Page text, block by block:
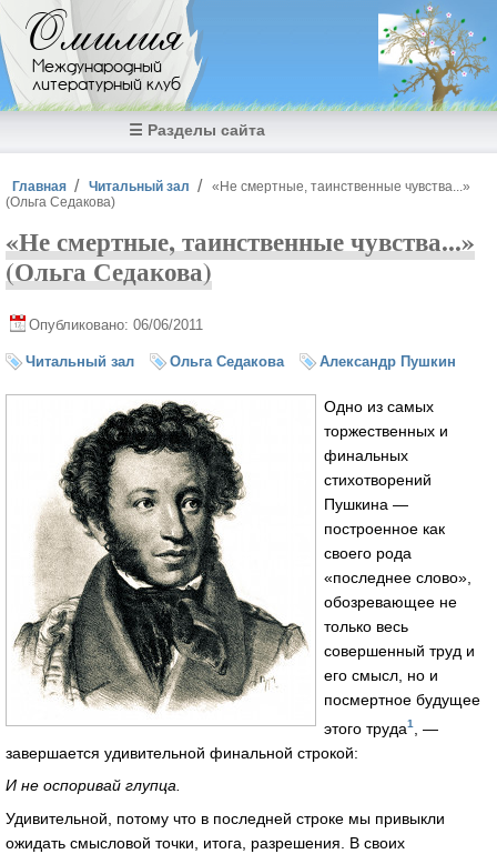
Перейти к основному содержанию
Омилия
Международный
литературный клуб
☰ Разделы сайта
Вы здесь
Главная Читальный зал
«Не смертные, таинственные чувства...»
(Ольга Седакова)
«Не смертные, таинственные чувства...»
(Ольга Седакова)
Опубликовано: 06/06/2011
Читальный зал Ольга Седакова Александр Пушкин
Одно из самых
торжественных и
финальных
стихотворений
Пушкина —
построенное как
своего рода
«последнее слово»,
обозревающее не
только весь
совершенный труд и
его смысл, но и
посмертное будущее
этого труда1
, —
завершается удивительной финальной строкой:
И не оспоривай глупца.
Удивительной, потому что в последней строке мы привыкли
ожидать смысловой точки, итога, разрешения. В своих